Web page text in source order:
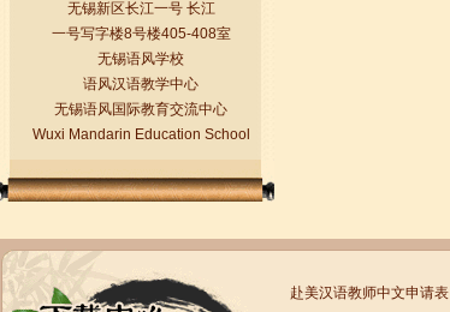
汉语老师们都非常可...
无锡新区长江一号 长江
一号写字楼8号楼405-408室
无锡语风学校
语风汉语教学中心
无锡语风国际教育交流中心
Wuxi Mandarin Education School
赴美汉语教师中文申请表